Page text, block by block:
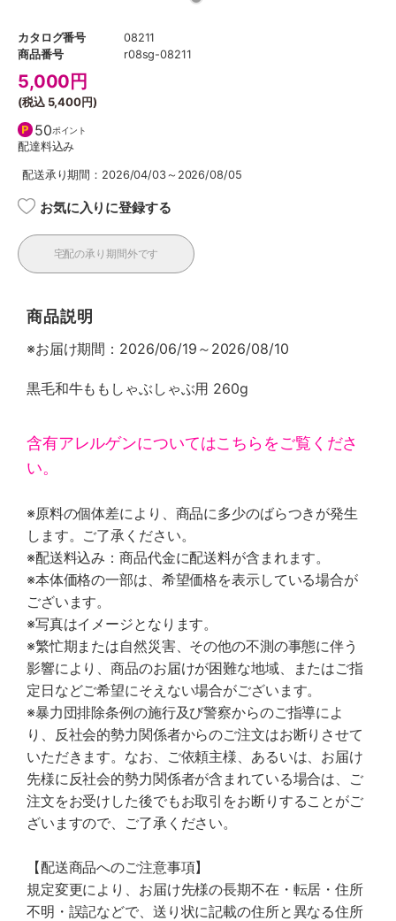
カタログ番号
08211
商品番号
r08sg-08211
5,000 円
(税込 5,400円)
50ポイント
配達料込み
配送承り期間：2026/04/03～2026/08/05
お気に入りに登録する
宅配の承り期間外です
商品説明
※お届け期間：2026/06/19～2026/08/10
黒毛和牛ももしゃぶしゃぶ用 260g
含有アレルゲンについてはこちらをご覧くださ
い。
※原料の個体差により、商品に多少のばらつきが発生
します。ご了承ください。
※配送料込み：商品代金に配送料が含まれます。
※本体価格の一部は、希望価格を表示している場合が
ございます。
※写真はイメージとなります。
※繁忙期または自然災害、その他の不測の事態に伴う
影響により、商品のお届けが困難な地域、またはご指
定日などご希望にそえない場合がございます。
※暴力団排除条例の施行及び警察からのご指導によ
り、反社会的勢力関係者からのご注文はお断りさせて
いただきます。なお、ご依頼主様、あるいは、お届け
先様に反社会的勢力関係者が含まれている場合は、ご
注文をお受けした後でもお取引をお断りすることがご
ざいますので、ご了承ください。
【配送商品へのご注意事項】
規定変更により、お届け先様の長期不在・転居・住所
不明・誤記などで、送り状に記載の住所と異なる住所